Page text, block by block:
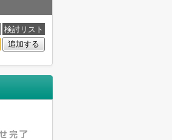
検討リスト
追加する